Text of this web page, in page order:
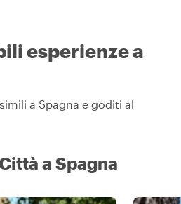
esperienze a
a Spagna e goditi al
a Spagna